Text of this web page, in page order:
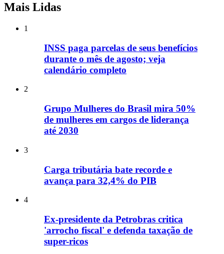
Mais Lidas
1
INSS paga parcelas de seus benefícios
durante o mês de agosto; veja
calendário completo
2
Grupo Mulheres do Brasil mira 50%
de mulheres em cargos de liderança
até 2030
3
Carga tributária bate recorde e
avança para 32,4% do PIB
4
Ex-presidente da Petrobras critica
'arrocho fiscal' e defenda taxação de
super-ricos